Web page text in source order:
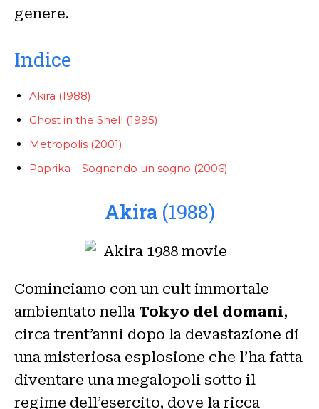
genere.
Indice
Akira (1988)
Ghost in the Shell (1995)
Metropolis (2001)
Paprika – Sognando un sogno (2006)
Akira (1988)
Cominciamo con un cult immortale
ambientato nella Tokyo del domani,
circa trent’anni dopo la devastazione di
una misteriosa esplosione che l’ha fatta
diventare una megalopoli sotto il
regime dell’esercito, dove la ricca